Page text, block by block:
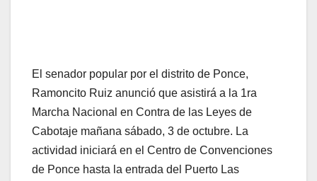
El senador popular por el distrito de Ponce,
Ramoncito Ruiz anunció que asistirá a la 1ra
Marcha Nacional en Contra de las Leyes de
Cabotaje mañana sábado, 3 de octubre. La
actividad iniciará en el Centro de Convenciones
de Ponce hasta la entrada del Puerto Las